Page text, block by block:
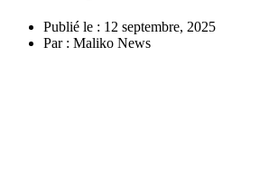
Publié le : 12 septembre, 2025
Par : Maliko News